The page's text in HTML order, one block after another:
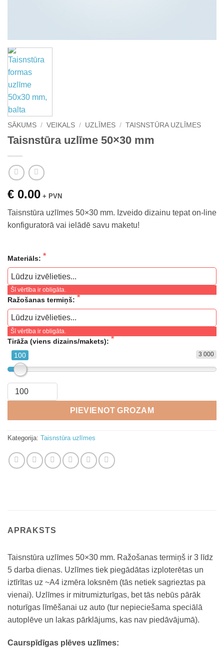
SĀKUMS / VEIKALS / UZLĪMES / TAISNSTŪRA UZLĪMES
Taisnstūra uzlīme 50×30 mm
€ 0.00 + PVN
Taisnstūra uzlīmes 50×30 mm. Izveido dizainu tepat on-line
konfiguratorā vai ielādē savu maketu!
Materiāls:
Šī vērtība ir obligāta.
Ražošanas termiņš:
Šī vērtība ir obligāta.
Tirāža (viens dizains/makets):
3 000
100
PIEVIENOT GROZAM
Kategorija: Taisnstūra uzlīmes
APRAKSTS
Taisnstūra uzlīmes 50×30 mm. Ražošanas termiņš ir 3 līdz
5 darba dienas. Uzlīmes tiek piegādātas izploterētas un
iztīrītas uz ~A4 izmēra loksnēm (tās netiek sagrieztas pa
vienai). Uzlīmes ir mitrumizturīgas, bet tās nebūs pārāk
noturīgas līmēšanai uz auto (tur nepieciešama speciālā
autoplēve un lakas pārklājums, kas nav piedāvājumā).
Caurspīdīgas plēves uzlīmes: